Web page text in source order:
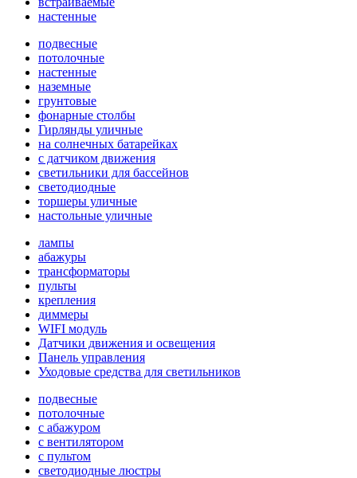
настенные
подвесные
потолочные
настенные
наземные
грунтовые
фонарные столбы
Гирлянды уличные
на солнечных батарейках
с датчиком движения
светильники для бассейнов
светодиодные
торшеры уличные
настольные уличные
лампы
абажуры
трансформаторы
пульты
крепления
диммеры
WIFI модуль
Датчики движения и освещения
Панель управления
Уходовые средства для светильников
подвесные
потолочные
с абажуром
с вентилятором
с пультом
светодиодные люстры